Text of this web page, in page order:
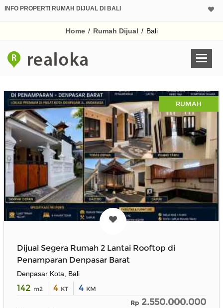
INFO PROPERTI RUMAH DIJUAL DI BALI
Home / Rumah Dijual / Bali
RUMAH
Dijual Segera Rumah 2 Lantai Rooftop di
Penamparan Denpasar Barat
Denpasar Kota, Bali
142 m2 4 KT 4 KM
Rp 2.550.000.000